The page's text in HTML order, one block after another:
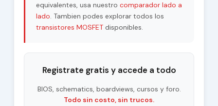
equivalentes, usa nuestro comparador lado a
lado. Tambien podes explorar todos los
transistores MOSFETdisponibles.
Registrate gratis y accede a todo
BIOS, schematics, boardviews, cursos y foro.
Todo sin costo, sin trucos.